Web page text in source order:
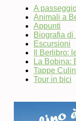
A
Animali a
Appunti
Biografia di
Escursioni
Il Berlibro:
La Bobina:
Tappe
Tour in bici